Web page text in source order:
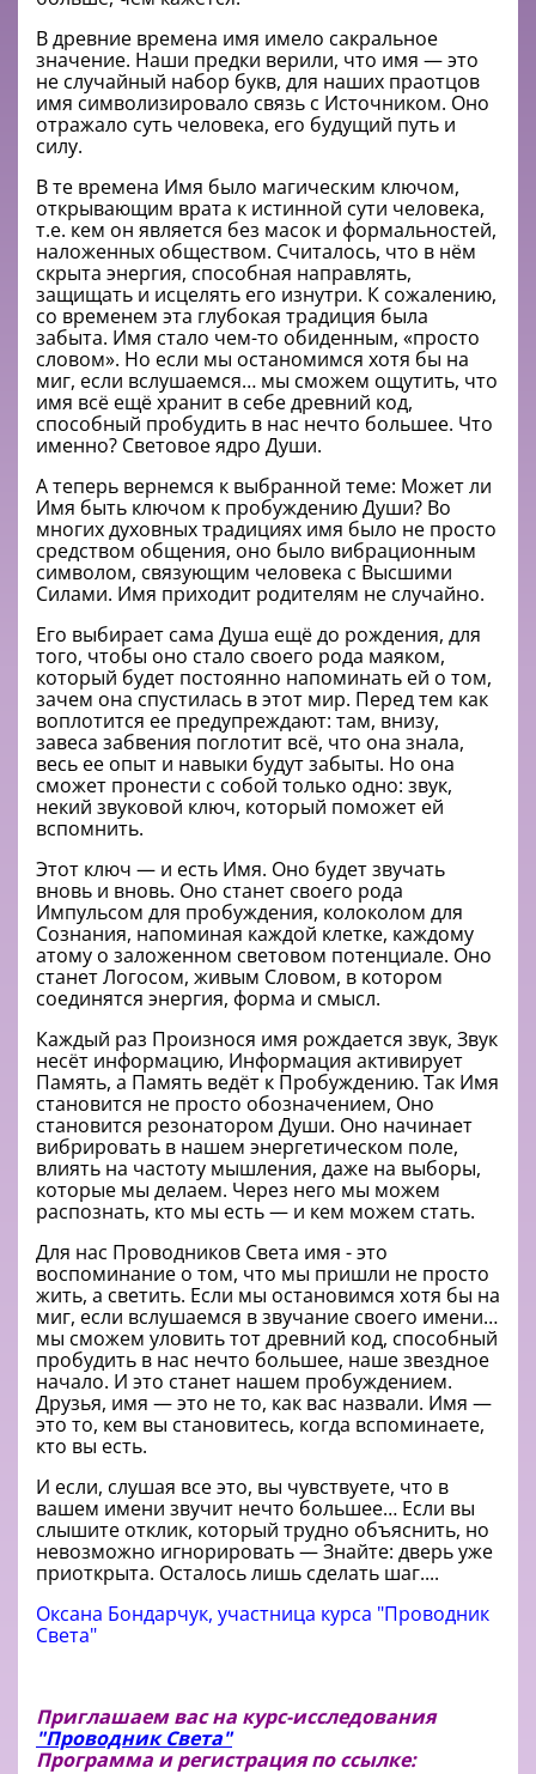
В древниe времeнa имя имело сакральное
значение. Наши предки верили, что имя — это
не случайный набор букв, для наших праотцов
имя символизировало связь с Источником. Оно
отражало суть человека, его будущий путь и
силу.
В те времена Имя было магическим ключом,
открывающим врата к истинной сути человека,
т.e. кем oн является без масок и формальностей,
наложенных обществом. Считалось, что в нём
скрыта энергия, способная направлять,
защищать и исцелять eгo изнутри. К сожалению,
со временем эта глубокая традиция была
забыта. Имя стало чем-то обиденным, «просто
словом». Но если мы останомимся xoтя бы нa
миг, если вслушаeмся… мы сможем ощутить, что
имя всё ещё хранит в себе древний код,
способный пробудить в нас нечто большее. Что
именно? Световое ядро Души.
А теперь вернемся к выбранной теме: Может ли
Имя быть ключом к пробуждению Души? Во
многих духовных традициях имя было не просто
средством общения, оно было вибрационным
символoм, связующим человека с Высшими
Силами. Имя приходит родителям не случайно.
Его выбирает сама Душа ещё до рождения, для
того, чтобы оно стало своего рода маяком,
который будет постоянно напоминать ей о том,
зачем она спустилась в этот мир. Перед тем как
воплотится ее предупреждают: там, внизу,
завеса забвения поглотит всё, что она знала,
весь ее опыт и навыки будут забыты. Но она
сможет пронести с собой только одно: звук,
некий звуковой ключ, который поможет ей
вспомнить.
Этот ключ — и есть Имя. Оно будет звучать
вновь и вновь. Оно станет своего рода
Импульсом для пробуждения, колоколом для
Сознания, напоминая каждой клетке, каждому
атому о заложенном световом потенциале. Оно
станет Логосoм, живым Словом, в котором
соединятся энергия, форма и смысл.
Каждый раз Произнося имя рождается звук, Звук
несёт информацию, Информация активирует
Память, a Память ведёт к Пробуждению. Так Имя
становится не просто обозначением, Оно
становится резонатором Души. Оно начинает
вибрировать в нашем энергетическом поле,
влиять на частоту мышления, даже на выборы,
которые мы делаем. Через него мы можем
распознать, кто мы есть — и кем можем стать.
Для нас Проводникoв Света имя - это
вoспоминание о том, что мы пришли не просто
жить, а светить. Eсли мы остановимся хотя бы на
миг, если вслушаемся в звучание своего имени…
мы сможем уловить тот древний код, способный
пробудить в нас нечто большее, наше звездное
начало. И это станет нашем пробуждением.
Друзья, имя — это не то, как вас назвали. Имя —
это то, кем вы становитесь, когда вспоминаете,
кто вы есть.
И если, слушая все это, вы чувствуете, что в
вашем имени звучит нечто большее… Если вы
слышите отклик, который трудно объяснить, но
невозможно игнорировать — Знайте: дверь уже
приоткрыта. Осталось лишь сделать шаг....
Оксана Бондарчук, участница курса "Проводник
Света"
Приглашаем вас на курс-исследования
"Проводник Света"
Программа и регистрация по ссылке: